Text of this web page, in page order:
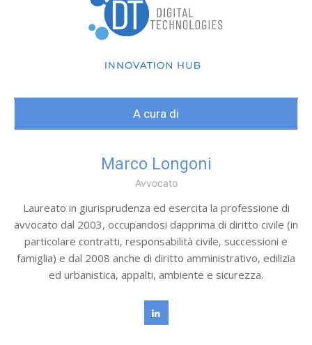
A cura di
Marco Longoni
Avvocato
Laureato in giurisprudenza ed esercita la professione di
avvocato dal 2003, occupandosi dapprima di diritto civile (in
particolare contratti, responsabilità civile, successioni e
famiglia) e dal 2008 anche di diritto amministrativo, edilizia
ed urbanistica, appalti, ambiente e sicurezza.